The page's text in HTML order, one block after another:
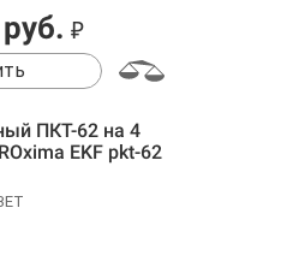
₽
ПКТ-62 на 4
EKF pkt-62